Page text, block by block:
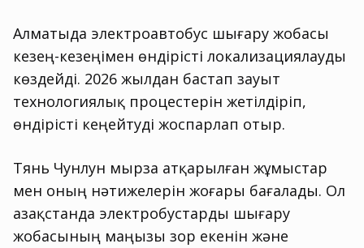
Алматыда электроавтобус шығару жобасы
кезең-кезеңімен өндірісті локализациялауды
көздейді. 2026 жылдан бастап зауыт
технологиялық процестерін жетілдіріп,
өндірісті кеңейтуді жоспарлап отыр.
Тянь Чунлун мырза атқарылған жұмыстар
мен оның нәтижелерін жоғары бағалады. Ол
Қазақстанда электробустарды шығару
жобасының маңызы зор екенін және